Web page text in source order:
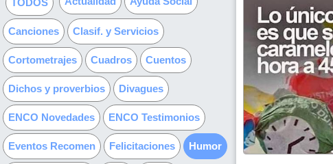
TODOS
Canciones Clasif. y Servicios
Cortometrajes Cuadros Cuentos
Dichos y proverbios Divagues
ENCO Novedades ENCO Testimonios
Eventos Recomen Felicitaciones Humor